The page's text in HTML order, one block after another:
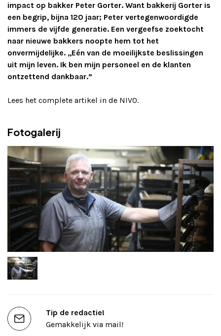
impact op bakker Peter Gorter. Want bakkerij Gorter is
een begrip, bijna 120 jaar; Peter vertegenwoordigde
immers de vijfde generatie. Een vergeefse zoektocht
naar nieuwe bakkers noopte hem tot het
onvermijdelijke. ,,Eén van de moeilijkste beslissingen
uit mijn leven. Ik ben mijn personeel en de klanten
ontzettend dankbaar.”
Lees het complete artikel in de NIVO.
Fotogalerij
Tip de redactie!
Gemakkelijk via mail!